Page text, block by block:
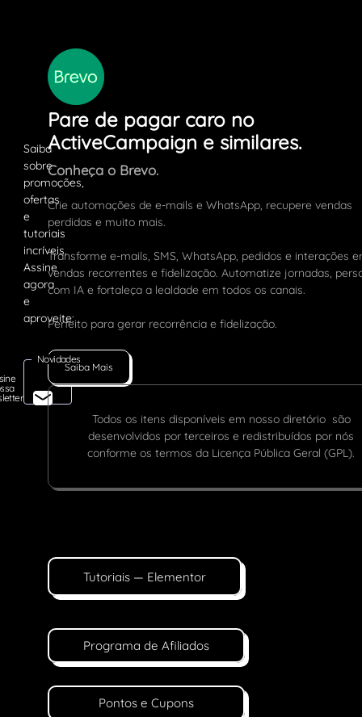
Novidades
Pare de pagar caro no
ActiveCampaign e similares.
Conheça o Brevo.
Crie automações de e-mails e WhatsApp, recupere vendas
perdidas e muito mais.
Transforme e-mails, SMS, WhatsApp, pedidos e interações
vendas recorrentes e fidelização. Automatize jornadas,
com IA e fortaleça a lealdade em todos os canais.
Perfeito para gerar recorrência e fidelização.
Saiba Mais
Todos os itens disponíveis em nosso diretório são
desenvolvidos por terceiros e redistribuídos por nós
conforme os termos da Licença Pública Geral (GPL).
Tutoriais — Elementor
Programa de Afiliados
Pontos e Cupons